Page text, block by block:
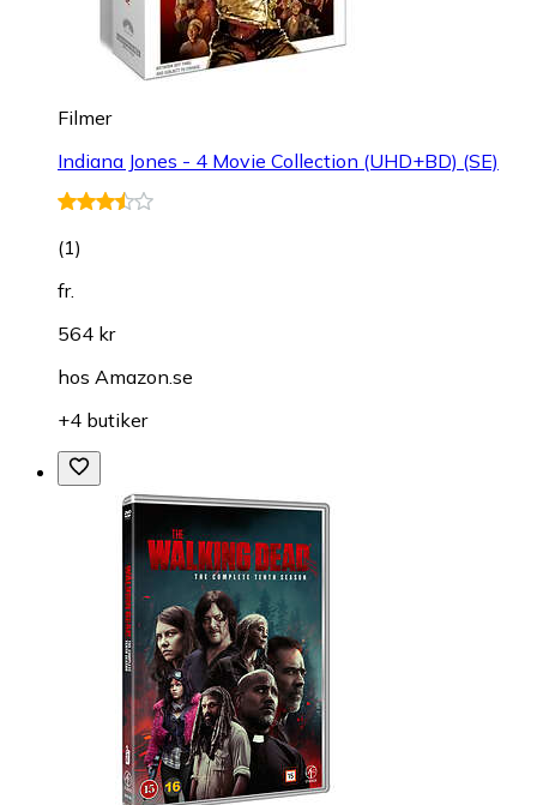
Filmer
Indiana Jones - 4 Movie Collection (UHD+BD) (SE)
(1)
fr.
564 kr
hos Amazon.se
+4 butiker